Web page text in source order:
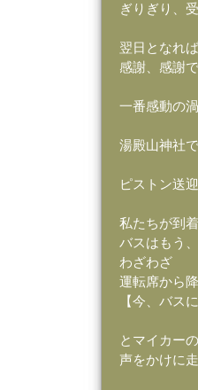
ぎりぎり、
翌日となれ
感謝、感謝
一番感動の
湯殿山神社で
ピストン送
私たちが到
バスはもう
わざわざ
運転席から
【今、バス
とマイカー
声をかけに